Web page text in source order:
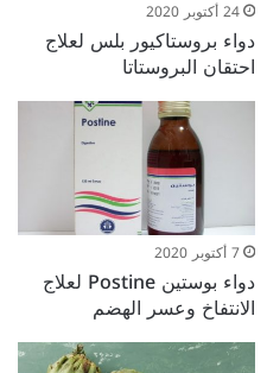
24 أكتوبر 2020
دواء بروستاكيور بلس لعلاج
احتقان البروستاتا
7 أكتوبر 2020
دواء بوستين Postine لعلاج
الانتفاخ وعسر الهضم